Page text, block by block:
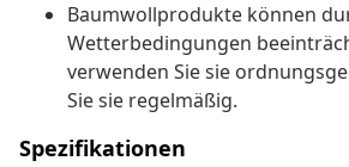
Baumwollprodukte können
Wetterbedingungen
verwenden Sie sie
Sie sie regelmäßig.
Spezifikationen